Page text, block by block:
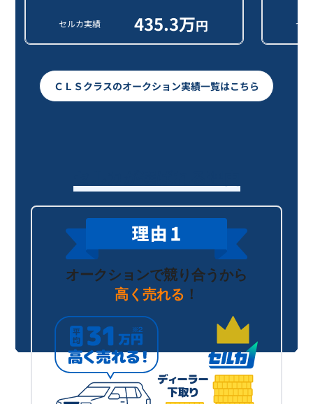
セルカ実績 435.3万円 セ
ＣＬＳクラスのオークション実績一覧はこちら
オークションで競り合うから
高く売れる ！